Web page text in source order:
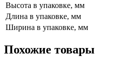
Высота в упаковке, мм
Длина в упаковке, мм
Ширина в упаковке, мм
Похожие товары